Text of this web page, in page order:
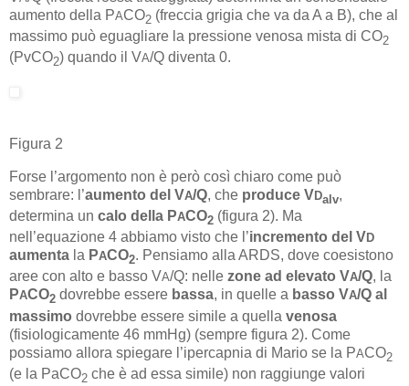
aumento della PACO2 (freccia grigia che va da A a B), che al
massimo può eguagliare la pressione venosa mista di CO2
(PvCO2) quando il VA/Q diventa 0.
Figura 2
Forse l’argomento non è però così chiaro come può
sembrare: l’aumento del VA/Q, che produce VDalv,
determina un calo della PACO2 (figura 2). Ma
nell’equazione 4 abbiamo visto che l’incremento del VD
aumenta la PACO2. Pensiamo alla ARDS, dove coesistono
aree con alto e basso VA/Q: nelle zone ad elevato VA/Q, la
PACO2 dovrebbe essere bassa, in quelle a basso VA/Q al
massimo dovrebbe essere simile a quella venosa
(fisiologicamente 46 mmHg) (sempre figura 2). Come
possiamo allora spiegare l’ipercapnia di Mario se la PACO2
(e la PaCO2 che è ad essa simile) non raggiunge valori